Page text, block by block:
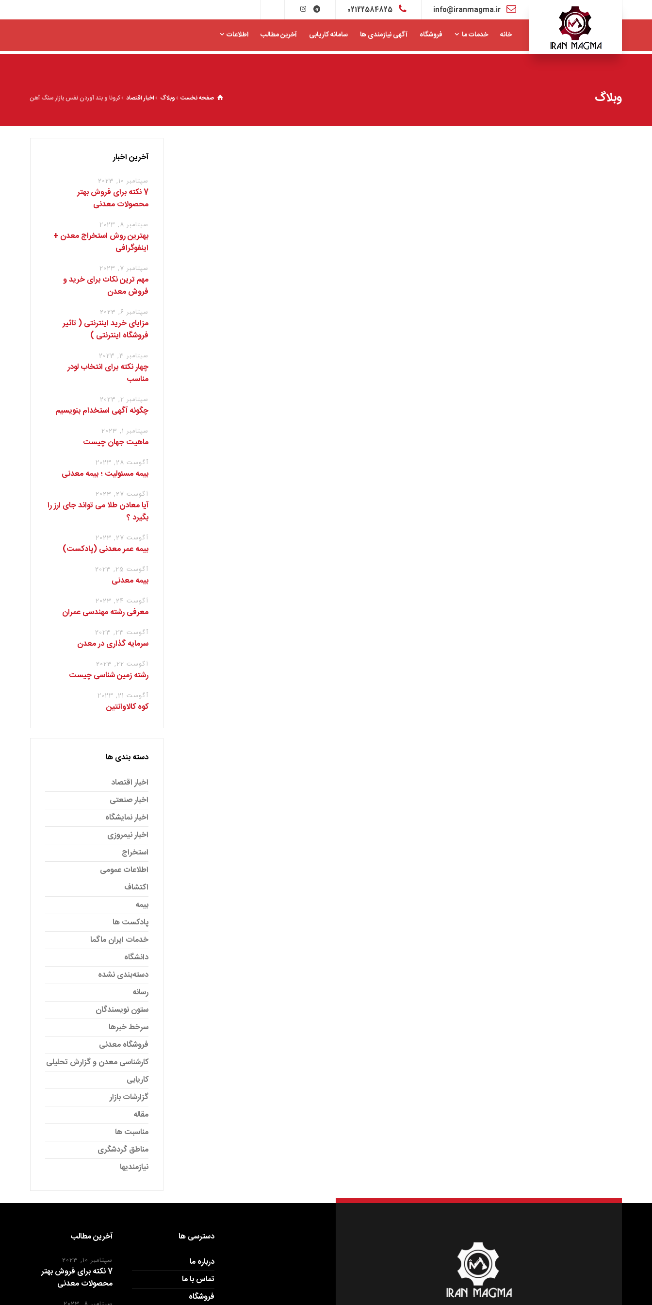
info@iranmagma.ir
02122584825
خانه خدمات ما فروشگاه آگهی نیازمندی ها سامانه کاریابی آخرین مطالب اطلاعات
وبلاگ صفحه نخست وبلاگ اخبار اقتصاد کرونا و بند آوردن نفس بازار سنگ آهن
آخرین اخبار
سپتامبر 10, 2023
7 نکته برای فروش بهتر
محصولات معدنی
سپتامبر 8, 2023
بهترین روش استخراج معدن +
اینفوگرافی
سپتامبر 7, 2023
مهم ترین نکات برای خرید و
فروش معدن
سپتامبر 6, 2023
مزایای خرید اینترنتی ( تاثیر
فروشگاه اینترنتی )
سپتامبر 3, 2023
چهار نکته برای انتخاب لودر
مناسب
سپتامبر 2, 2023
چگونه آگهی استخدام بنویسیم
سپتامبر 1, 2023
ماهیت جهان چیست
آگوست 28, 2023
بیمه مسئولیت ؛ بیمه معدنی
آگوست 27, 2023
آیا معادن طلا می تواند جای ارز را
بگیرد ؟
آگوست 27, 2023
بیمه عمر معدنی (پادکست)
آگوست 25, 2023
بیمه معدنی
آگوست 24, 2023
معرفی رشته مهندسی عمران
آگوست 23, 2023
سرمایه گذاری در معدن
آگوست 22, 2023
رشته زمین شناسی چیست
آگوست 21, 2023
کوه کالاوانتین
دسته بندی ها
اخبار اقتصاد
اخبار صنعتی
اخبار نمایشگاه
اخبار نیمروزی
استخراج
اطلاعات عمومی
اکتشاف
بیمه
پادکست ها
خدمات ایران ماگما
دانشگاه
دسته‌بندی نشده
رسانه
ستون نویسندگان
سرخط خبرها
فروشگاه معدنی
کارشناسی معدن و گزارش تحلیلی
کاریابی
گزارشات بازار
مقاله
مناسبت ها
مناطق گردشگری
نیازمندیها
دسترسی ها
درباره ما
تماس با ما
فروشگاه
آخرین مطالب
سپتامبر 10, 2023
7 نکته برای فروش بهتر
محصولات معدنی